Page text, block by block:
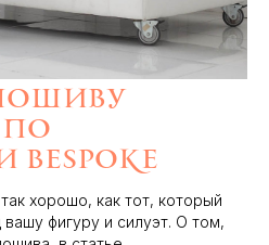
Bespoke
хорошо, как тот, который
фигуру и силуэт. О том,